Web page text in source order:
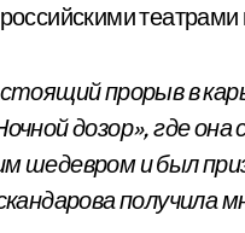
театрами
прорыв в
дозор», где
шедевром и был
получила